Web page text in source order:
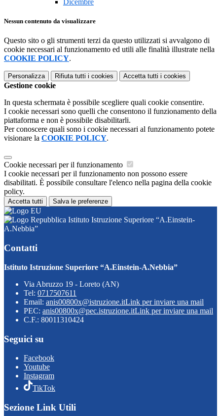
Dicembre
Nessun contenuto da visualizzare
Questo sito o gli strumenti terzi da questo utilizzati si avvalgono di
cookie necessari al funzionamento ed utili alle finalità illustrate nella
COOKIE POLICY.
Personalizza Rifiuta tutti i cookies Accetta tutti i cookies
Gestione cookie
In questa schermata è possibile scegliere quali cookie consentire.
I cookie necessari sono quelli che consentono il funzionamento della
piattaforma e non è possibile disabilitarli.
Per conoscere quali sono i cookie necessari al funzionamento potete
visionare la COOKIE POLICY.
Cookie necessari per il funzionamento
I cookie necessari per il funzionamento non possono essere
disabilitati. È possibile consultare l'elenco nella pagina della cookie
policy.
Accetta tutti Salva le preferenze
Istituto Istruzione Superiore “A.Einstein-
A.Nebbia”
Contatti
Istituto Istruzione Superiore “A.Einstein-A.Nebbia”
Via Abruzzo 19 - Loreto (AN)
Tel: 0717507611
Email: anis00800x@istruzione.itLink per inviare una mail
PEC: anis00800x@pec.istruzione.itLink per inviare una mail
C.F.: 80011310424
Seguici su
Facebook
Youtube
Instagram
TikTok
Sezione Link Utili